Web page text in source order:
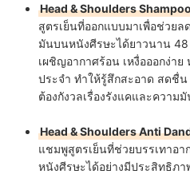
Head & Shoulders
สูตรเย็นที่ออกแบบมาเพื่อช่วย
มันบนหนังศีรษะได้ยาวนาน 48
เผชิญอากาศร้อน เหงื่อออกง่าย
ประจำ ทำให้รู้สึกสะอาด สดชื่
ต้องกังวลเรื่องรังแคและความ
Head & Shoulders Anti
แชมพูสูตรเย็นที่ช่วยบรรเทาอ
หนังศีรษะได้อย่างมีประสิทธิภ